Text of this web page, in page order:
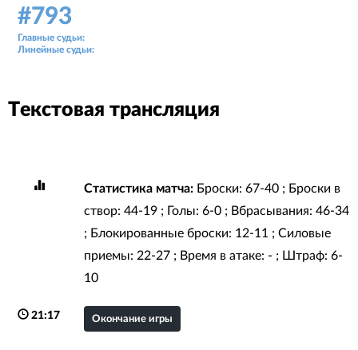
#793
Главные судьи:
Линейные судьи:
Текстовая трансляция
Статистика матча:Броски: 67-40 ; Броски в
створ: 44-19 ; Голы: 6-0 ; Вбрасывания: 46-34
; Блокированные броски: 12-11 ; Силовые
приемы: 22-27 ; Время в атаке: - ; Штраф: 6-
10
21:17 Окончание игры